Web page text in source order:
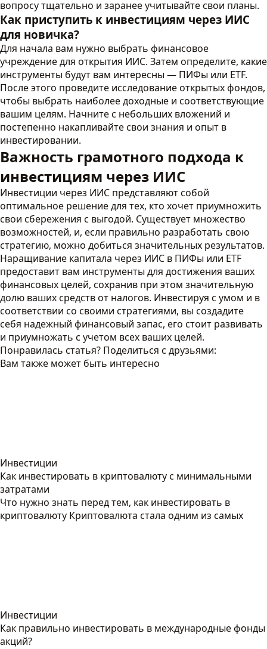
вопросу тщательно и заранее учитывайте свои планы.
Как приступить к инвестициям через ИИС
для новичка?
Для начала вам нужно выбрать финансовое
учреждение для открытия ИИС. Затем определите, какие
инструменты будут вам интересны — ПИФы или ETF.
После этого проведите исследование открытых фондов,
чтобы выбрать наиболее доходные и соответствующие
вашим целям. Начните с небольших вложений и
постепенно накапливайте свои знания и опыт в
инвестировании.
Важность грамотного подхода к
инвестициям через ИИС
Инвестиции через ИИС представляют собой
оптимальное решение для тех, кто хочет приумножить
свои сбережения с выгодой. Существует множество
возможностей, и, если правильно разработать свою
стратегию, можно добиться значительных результатов.
Наращивание капитала через ИИС в ПИФы или ETF
предоставит вам инструменты для достижения ваших
финансовых целей, сохранив при этом значительную
долю ваших средств от налогов. Инвестируя с умом и в
соответствии со своими стратегиями, вы создадите
себя надежный финансовый запас, его стоит развивать
и приумножать с учетом всех ваших целей.
Понравилась статья? Поделиться с друзьями:
Вам также может быть интересно
Инвестиции
Как инвестировать в криптовалюту с минимальными
затратами
Что нужно знать перед тем, как инвестировать в
криптовалюту Криптовалюта стала одним из самых
Инвестиции
Как правильно инвестировать в международные фонды
акций?